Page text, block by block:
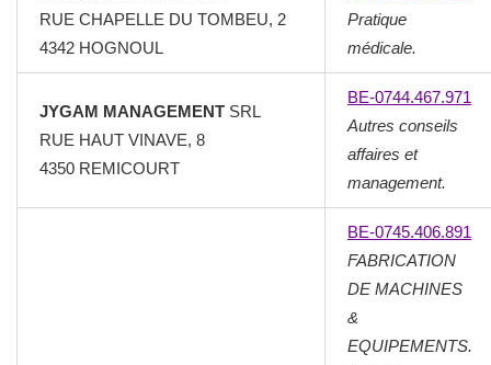
RUE CHAPELLE DU TOMBEU, 2
4342 HOGNOUL
Pratique
médicale.
JYGAM MANAGEMENT SRL
RUE HAUT VINAVE, 8
4350 REMICOURT
BE-0744.467.971
Autres conseils
affaires et
management.
BE-0745.406.891
FABRICATION
DE MACHINES
&
EQUIPEMENTS.